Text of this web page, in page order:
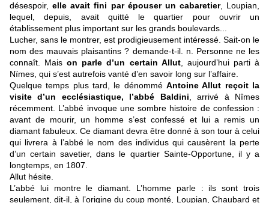
désespoir,elle avait fini par épouser un cabaretier, Loupian,
lequel, depuis, avait quitté le quartier pour ouvrir un
établissement plus important sur les grands boulevards...
Lucher, sans le montrer, est prodigieusement intéressé. Sait-on le
nom des mauvais plaisantins ? demande-t-il. n. Personne ne les
connaît. Maison parle d’un certain Allut, aujourd’hui parti à
Nïmes, qui s’est autrefois vanté d’en savoir long sur l’affaire.
Quelque temps plus tard, le dénommé Antoine Allut reçoit la
visite d’un ecclésiastique, l’abbé Baldini , arrivé à Nîmes
récemment. L’abbé invoque une sombre histoire de confession :
avant de mourir, un homme s’est confessé et lui a remis un
diamant fabuleux. Ce diamant devra être donné à son tour à celui
qui livrera à l’abbé le nom des individus qui causèrent la perte
d’un certain savetier, dans le quartier Sainte-Opportune, il y a
longtemps, en 1807.
Allut hésite.
L’abbé lui montre le diamant. L’homme parle : ils sont trois
seulement, dit-il, à l’origine du coup monté, Loupian, Chaubard et